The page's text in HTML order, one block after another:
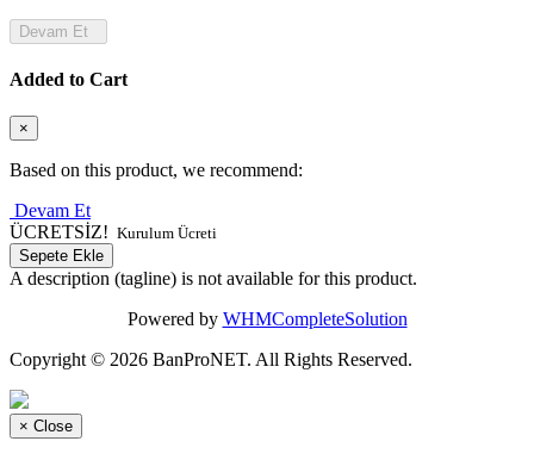
Added to Cart
×
Based on this product, we recommend:
Devam Et
ÜCRETSİZ! Kurulum Ücreti
Sepete Ekle
A description (tagline) is not available for this product.
Powered by WHMCompleteSolution
Copyright © 2026 BanProNET. All Rights Reserved.
× Close